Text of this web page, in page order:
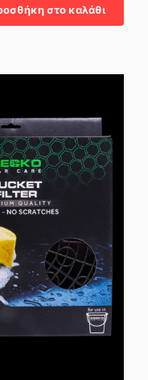
στο καλάθι